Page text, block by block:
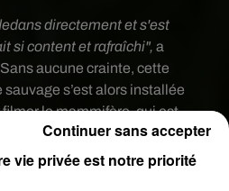
directement et s'est
si content et rafraîchi", a
aucune crainte, cette
s’est alors installée
le mammifère, qui est
dans l’eau, avant d’être
par les enfants.
vie privée est notre priorité
Continuer sans accepter